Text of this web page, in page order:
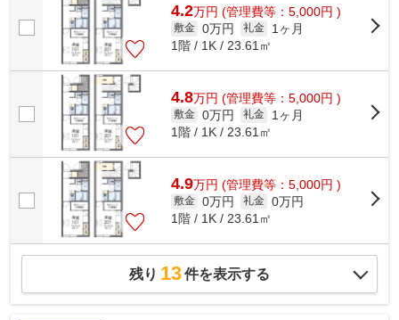
4.2万円 (管理費等：5,000円 )
敷金 0万円 礼金
1ヶ月
1階 / 1K / 23.61㎡
4.8万円 (管理費等：5,000円 )
敷金 0万円 礼金
1ヶ月
1階 / 1K / 23.61㎡
4.9万円 (管理費等：5,000円 )
敷金 0万円 礼金 0万円
1階 / 1K / 23.61㎡
残り 13件を表示する